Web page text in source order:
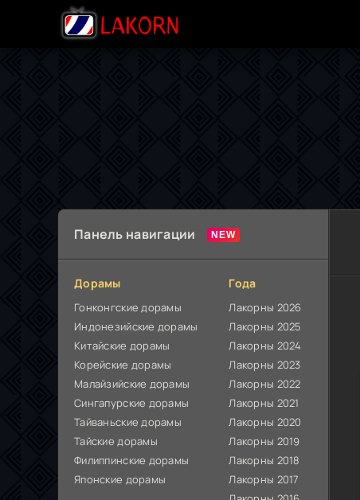
Панель навигации
Дорамы
Гонконгские дорамы
Индонезийские дорамы
Китайские дорамы
Корейские дорамы
Малайзийские дорамы
Сингапурские дорамы
Тайваньские дорамы
Тайские дорамы
Филиппинские дорамы
Японские дорамы
Года
Лакорны 2026
Лакорны 2025
Лакорны 2024
Лакорны 2023
Лакорны 2022
Лакорны 2021
Лакорны 2020
Лакорны 2019
Лакорны 2018
Лакорны 2017